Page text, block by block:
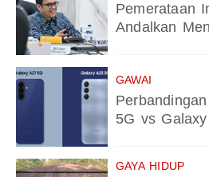
Pemerataan
Andalkan
GAWAI
5G vs
GAYA HIDUP